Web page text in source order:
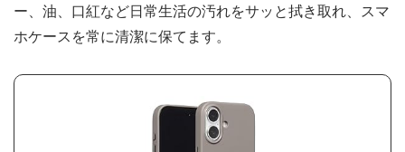
ー、油、口紅など日常生活の汚れをサッと拭き取れ、スマ
ホケースを常に清潔に保てます。